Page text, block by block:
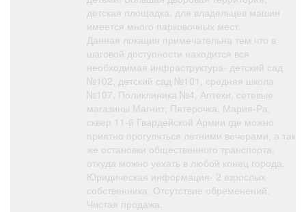
детская площадка, для владельцев машин
имеется много парковочных мест.
Данная локация примечательна тем что в
шаговой доступности находится вся
необходимая инфраструктура- детский сад
№102, детский сад №101, средняя школа
№107, Поликлиника №4, Аптеки, сетевые
магазины Магнит, Пятерочка, Мария-Ра,
сквер 11-й Гвардейской Армии где можно
приятно прогуляться летними вечерами, а так
же остановки общественного транспорта,
откуда можно уехать в любой конец города.
Юридическая информация- 2 взрослых
собственника. Отсутствие обременений.
Чистая продажа.